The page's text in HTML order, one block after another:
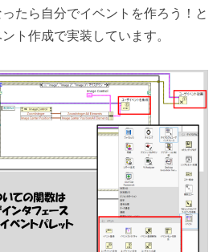
たら自分でイベントを作ろう！と
ト作成で実装しています。